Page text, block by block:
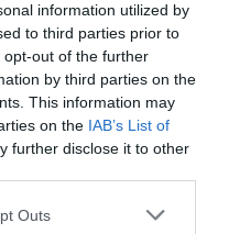
information utilized by
to third parties prior to
out of the further
by third parties on the
This information may
on the IAB’s List of
further disclose it to other
one or more Google
Outs